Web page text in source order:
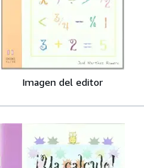
Imagen del editor